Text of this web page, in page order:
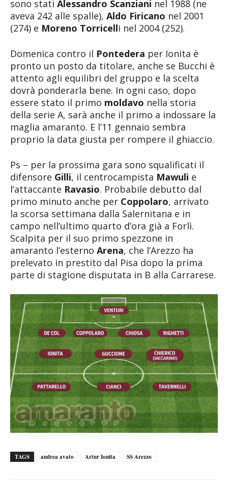
sono stati Alessandro Scanziani nel 1988 (ne
aveva 242 alle spalle), Aldo Firicano nel 2001
(274) e Moreno Torricelli nel 2004 (252).
Domenica contro il Pontedera per Ionita è
pronto un posto da titolare, anche se Bucchi è
attento agli equilibri del gruppo e la scelta
dovrà ponderarla bene. In ogni caso, dopo
essere stato il primo moldavo nella storia
della serie A, sarà anche il primo a indossare la
maglia amaranto. E l’11 gennaio sembra
proprio la data giusta per rompere il ghiaccio.
Ps – per la prossima gara sono squalificati il
difensore Gilli, il centrocampista Mawuli e
l’attaccante Ravasio. Probabile debutto dal
primo minuto anche per Coppolaro, arrivato
la scorsa settimana dalla Salernitana e in
campo nell’ultimo quarto d’ora già a Forlì.
Scalpita per il suo primo spezzone in
amaranto l’esterno Arena, che l’Arezzo ha
prelevato in prestito dal Pisa dopo la prima
parte di stagione disputata in B alla Carrarese.
TAGS andrea avato Artur Ionita SS Arezzo